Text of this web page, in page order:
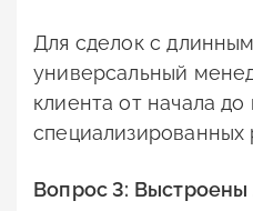
Для сделок с
универсальный
клиента от начала
специализированных
Вопрос 3: Выстроены